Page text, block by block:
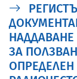
ЗА
ОПРЕДЕЛЕН